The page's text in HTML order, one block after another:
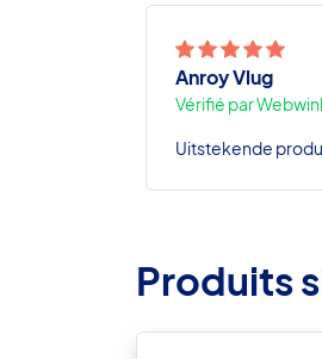
Anroy Vlug
Vérifié par
Uitstekende
Produits